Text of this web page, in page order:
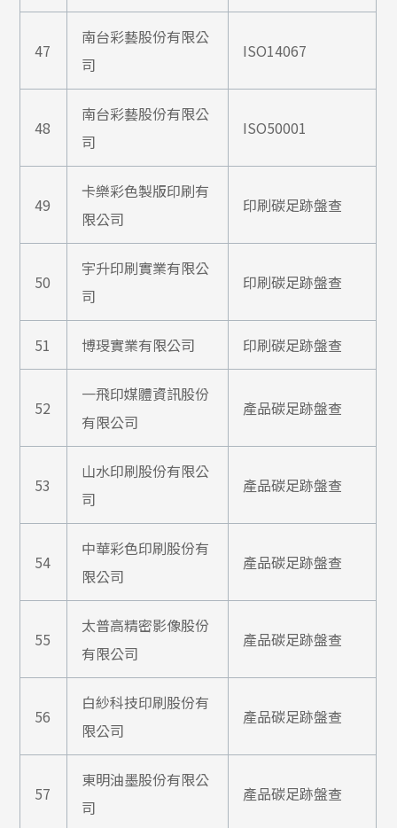
47
南台彩藝股份有限公
司
ISO14067
48
南台彩藝股份有限公
司
ISO50001
49
卡樂彩色製版印刷有
限公司
印刷碳足跡盤查
50
宇升印刷實業有限公
司
印刷碳足跡盤查
51 博琝實業有限公司 印刷碳足跡盤查
52
一飛印媒體資訊股份
有限公司
產品碳足跡盤查
53
山水印刷股份有限公
司
產品碳足跡盤查
54
中華彩色印刷股份有
限公司
產品碳足跡盤查
55
太普高精密影像股份
有限公司
產品碳足跡盤查
56
白紗科技印刷股份有
限公司
產品碳足跡盤查
57
東明油墨股份有限公
司
產品碳足跡盤查